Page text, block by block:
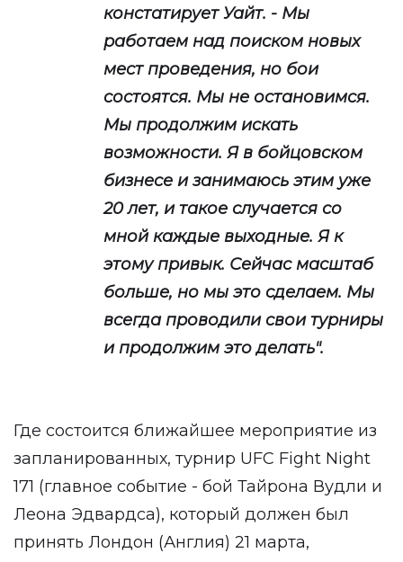
констатирует Уайт. - Мы
работаем над поиском новых
мест проведения, но бои
состоятся. Мы не остановимся.
Мы продолжим искать
возможности. Я в бойцовском
бизнесе и занимаюсь этим уже
20 лет, и такое случается со
мной каждые выходные. Я к
этому привык. Сейчас масштаб
больше, но мы это сделаем. Мы
всегда проводили свои турниры
и продолжим это делать".
Где состоится ближайшее мероприятие из
запланированных, турнир UFC Fight Night
171 (главное событие - бой Тайрона Вудли и
Леона Эдвардса), который должен был
принять Лондон (Англия) 21 марта,